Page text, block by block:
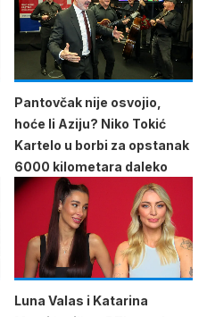
Pantovčak nije osvojio,
hoće li Aziju? Niko Tokić
Kartelo u borbi za opstanak
6000 kilometara daleko
Luna Valas i Katarina